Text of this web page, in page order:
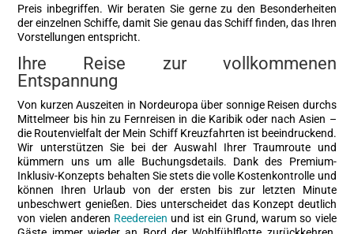
Preis inbegriffen. Wir beraten Sie gerne zu den Besonderheiten
der einzelnen Schiffe, damit Sie genau das Schiff finden, das Ihren
Vorstellungen entspricht.
Ihre Reise zur vollkommenen
Entspannung
Von kurzen Auszeiten in Nordeuropa über sonnige Reisen durchs
Mittelmeer bis hin zu Fernreisen in die Karibik oder nach Asien –
die Routenvielfalt der Mein Schiff Kreuzfahrten ist beeindruckend.
Wir unterstützen Sie bei der Auswahl Ihrer Traumroute und
kümmern uns um alle Buchungsdetails. Dank des Premium-
Inklusiv-Konzepts behalten Sie stets die volle Kostenkontrolle und
können Ihren Urlaub von der ersten bis zur letzten Minute
unbeschwert genießen. Dies unterscheidet das Konzept deutlich
von vielen anderen Reedereien und ist ein Grund, warum so viele